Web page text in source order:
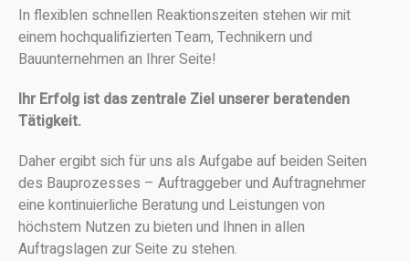
In flexiblen schnellen Reaktionszeiten stehen wir mit
einem hochqualifizierten Team, Technikern und
Bauunternehmen an Ihrer Seite!
Ihr Erfolg ist das zentrale Ziel unserer beratenden
Tätigkeit.
Daher ergibt sich für uns als Aufgabe auf beiden Seiten
des Bauprozesses – Auftraggeber und Auftragnehmer
eine kontinuierliche Beratung und Leistungen von
höchstem Nutzen zu bieten und Ihnen in allen
Auftragslagen zur Seite zu stehen.